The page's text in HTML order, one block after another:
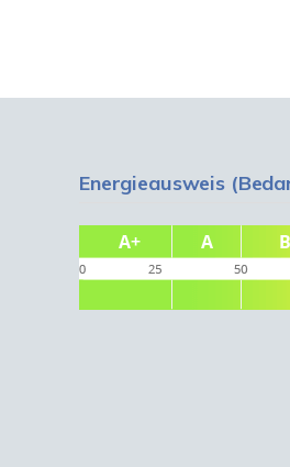
Energieausweis